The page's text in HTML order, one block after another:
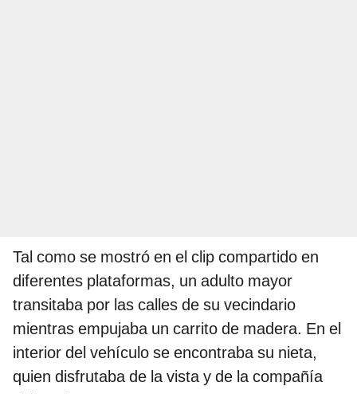
Tal como se mostró en el clip compartido en
diferentes plataformas, un adulto mayor
transitaba por las calles de su vecindario
mientras empujaba un carrito de madera. En el
interior del vehículo se encontraba su nieta,
quien disfrutaba de la vista y de la compañía